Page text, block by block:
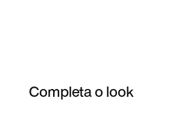
Completa o look